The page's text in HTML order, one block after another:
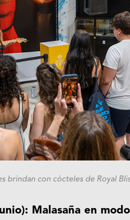
brindan con cócteles de Royal
Malasaña en